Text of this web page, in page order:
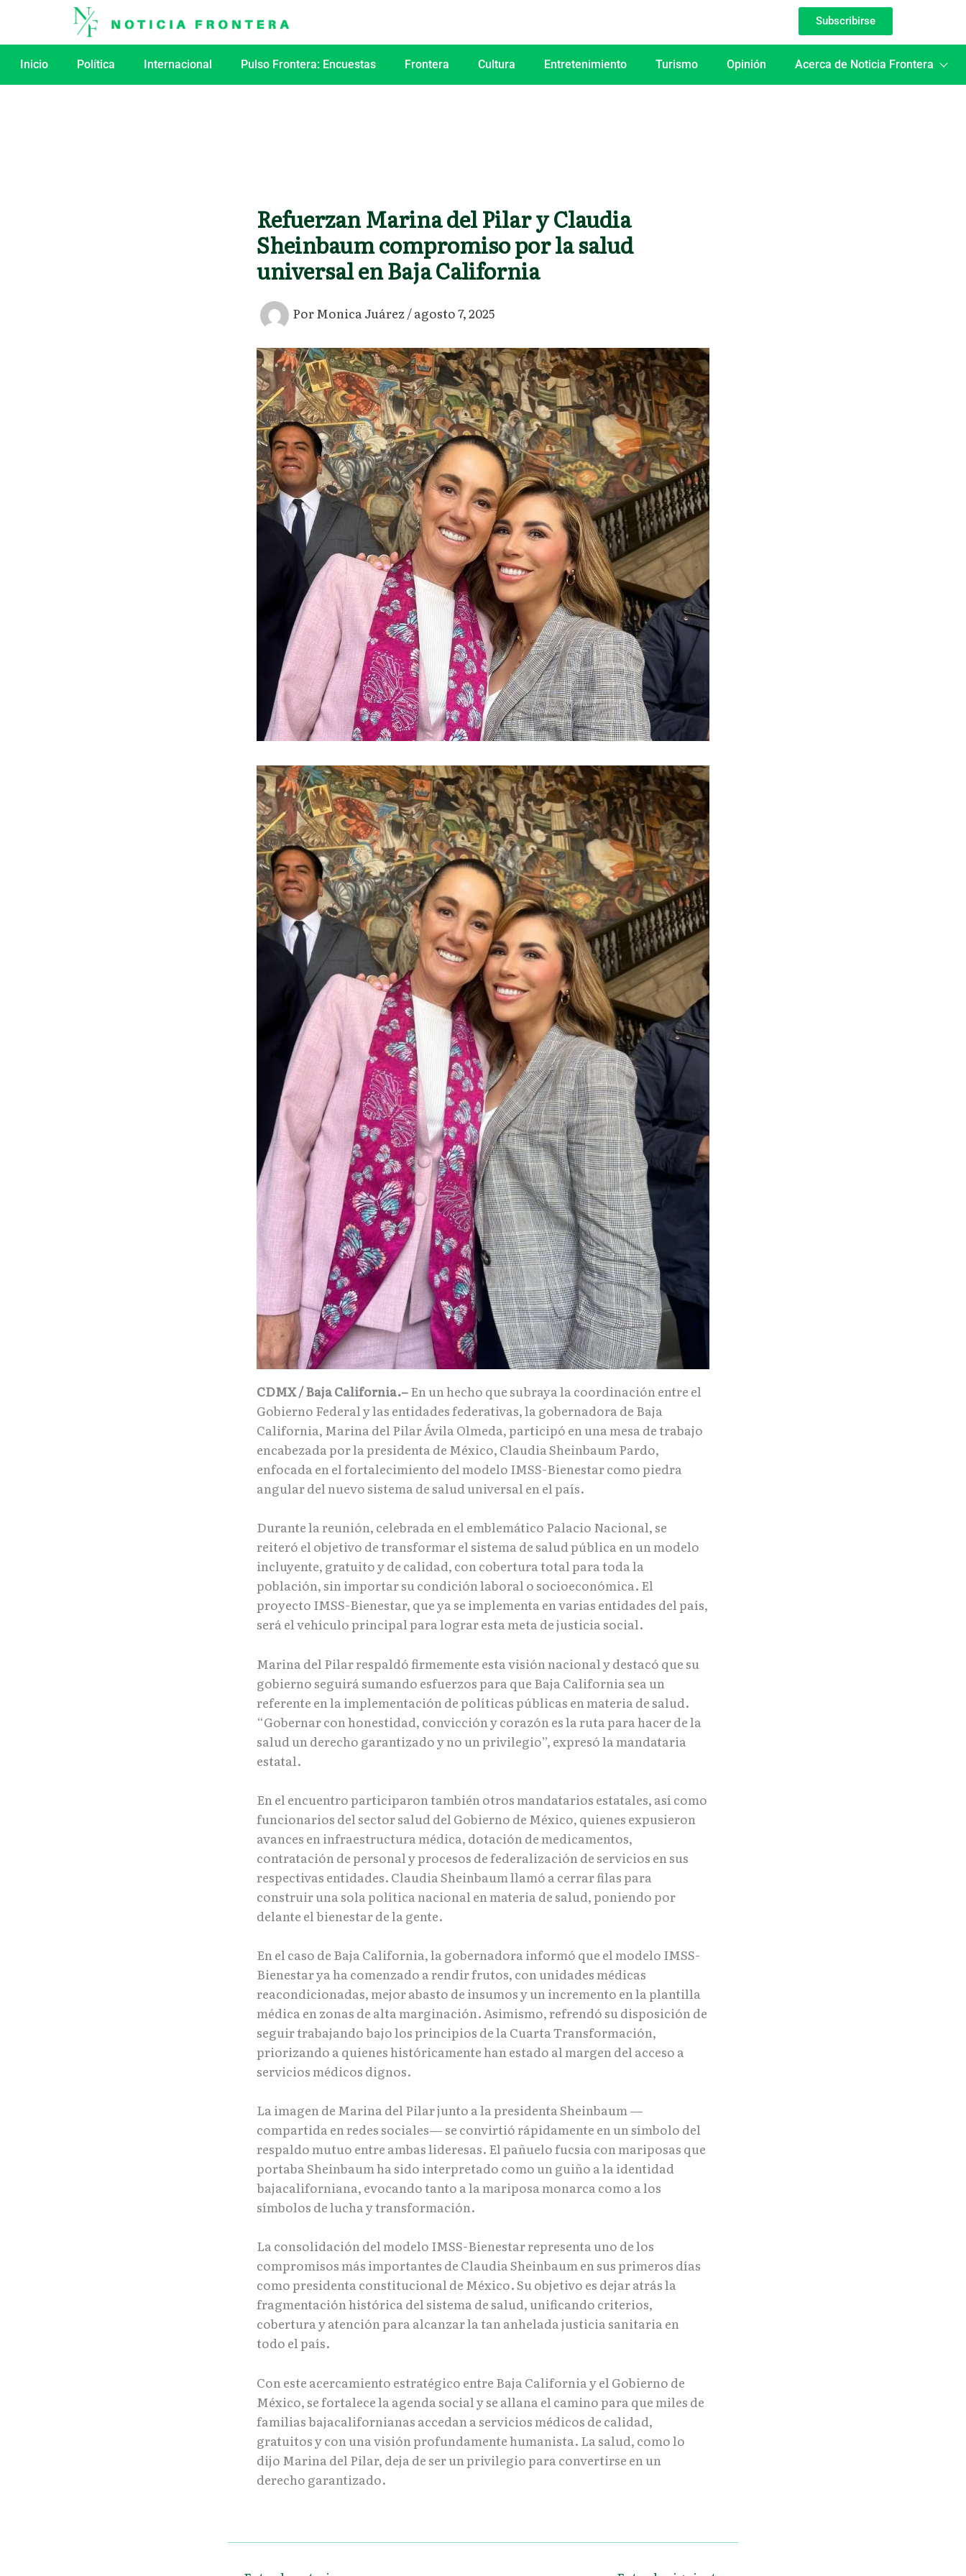
contenido
Subscribirse
Inicio Política Internacional Pulso Frontera: Encuestas Frontera Cultura Entretenimiento Turismo Opinión Acerca de Noticia Frontera
Refuerzan Marina del Pilar y Claudia
Sheinbaum compromiso por la salud
universal en Baja California
PorMonica Juárez/agosto 7, 2025
CDMX / Baja California.–En un hecho que subraya la coordinación entre el
Gobierno Federal y las entidades federativas, la gobernadora de Baja
California, Marina del Pilar Ávila Olmeda, participó en una mesa de trabajo
encabezada por la presidenta de México, Claudia Sheinbaum Pardo,
enfocada en el fortalecimiento del modelo IMSS-Bienestar como piedra
angular del nuevo sistema de salud universal en el país.
Durante la reunión, celebrada en el emblemático Palacio Nacional, se
reiteró el objetivo de transformar el sistema de salud pública en un modelo
incluyente, gratuito y de calidad, con cobertura total para toda la
población, sin importar su condición laboral o socioeconómica. El
proyecto IMSS-Bienestar, que ya se implementa en varias entidades del país,
será el vehículo principal para lograr esta meta de justicia social.
Marina del Pilar respaldó firmemente esta visión nacional y destacó que su
gobierno seguirá sumando esfuerzos para que Baja California sea un
referente en la implementación de políticas públicas en materia de salud.
“Gobernar con honestidad, convicción y corazón es la ruta para hacer de la
salud un derecho garantizado y no un privilegio”, expresó la mandataria
estatal.
En el encuentro participaron también otros mandatarios estatales, así como
funcionarios del sector salud del Gobierno de México, quienes expusieron
avances en infraestructura médica, dotación de medicamentos,
contratación de personal y procesos de federalización de servicios en sus
respectivas entidades. Claudia Sheinbaum llamó a cerrar filas para
construir una sola política nacional en materia de salud, poniendo por
delante el bienestar de la gente.
En el caso de Baja California, la gobernadora informó que el modelo IMSS-
Bienestar ya ha comenzado a rendir frutos, con unidades médicas
reacondicionadas, mejor abasto de insumos y un incremento en la plantilla
médica en zonas de alta marginación. Asimismo, refrendó su disposición de
seguir trabajando bajo los principios de la Cuarta Transformación,
priorizando a quienes históricamente han estado al margen del acceso a
servicios médicos dignos.
La imagen de Marina del Pilar junto a la presidenta Sheinbaum —
compartida en redes sociales— se convirtió rápidamente en un símbolo del
respaldo mutuo entre ambas lideresas. El pañuelo fucsia con mariposas que
portaba Sheinbaum ha sido interpretado como un guiño a la identidad
bajacaliforniana, evocando tanto a la mariposa monarca como a los
símbolos de lucha y transformación.
La consolidación del modelo IMSS-Bienestar representa uno de los
compromisos más importantes de Claudia Sheinbaum en sus primeros días
como presidenta constitucional de México. Su objetivo es dejar atrás la
fragmentación histórica del sistema de salud, unificando criterios,
cobertura y atención para alcanzar la tan anhelada justicia sanitaria en
todo el país.
Con este acercamiento estratégico entre Baja California y el Gobierno de
México, se fortalece la agenda social y se allana el camino para que miles de
familias bajacalifornianas accedan a servicios médicos de calidad,
gratuitos y con una visión profundamente humanista. La salud, como lo
dijo Marina del Pilar, deja de ser un privilegio para convertirse en un
derecho garantizado.